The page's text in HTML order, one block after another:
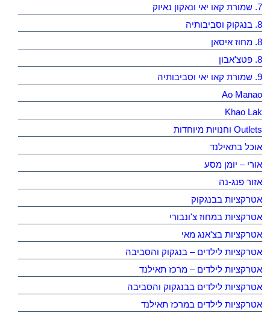
7. שמורת קאו יאי ונאקון נאיוק
8. בנגקוק וסביבותיה
8. מחוז איסאן
8. פטצ'אבון
9. שמורת קאו יאי וסביבותיה
Ao Manao
Khao Lak
Outlets וחנויות מיוחדות
אוכל בתאילנד
אורי – יומן מסע
אזור פנג-נה
אטרקציות בבנגקוק
אטרקציות במחוז צ'ונבורי
אטרקציות בצ'אנג מאי
אטרקציות לילדים – בנגקוק והסביבה
אטרקציות לילדים – מרכז תאילנד
אטרקציות לילדים בבנגקוק והסביבה
אטרקציות לילדים במרכז תאילנד